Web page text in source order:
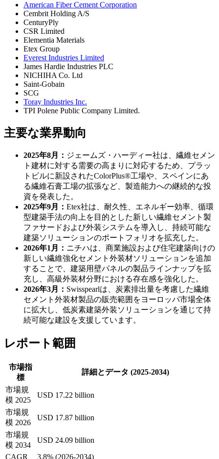
American Fiber Cement Corporation
Cembrit Holding A/S
CenturyPly
CSR Limited
Elementia Materials
Etex Group
Everest Industries Limited
James Hardie Industries PLC
NICHIHA Co. Ltd
Saint-Gobain
SCG
Toray Industries Inc.
TPI Polene Public Company Limited.
主要な業界動向
2025年8月： ジェームズ・ハーディー社は、繊維セメン
ト建材に対する需要の高まりに対応するため、プラッ
トビルに新設されたColorPlus®工場や、スペインにあ
る繊維石膏工場の拡張など、製造能力への継続的な投
資を発表した。
2025年9月： Etex社は、耐久性、エネルギー効率、循環
型建築手法の向上を目的とした新しい繊維セメント製
ファサードおよび外装システムを導入し、持続可能な
建築ソリューションのポートフォリオを拡充した。
2026年1月： ニチハは、商業施設および住宅建築向けの
新しい繊維強化セメント外装材ソリューションを追加
することで、建築用壁パネルの製品ラインナップを拡
充し、高級外装材分野における存在感を強化した。
2026年3月： Swisspearlは、炭素排出量を考慮した繊維
セメント外装材製品の販売範囲をヨーロッパ市場全体
に拡大し、低炭素建築外装ソリューションを通じて持
続可能な建設を支援しています。
レポート範囲
市場指
標
詳細とデータ (2025-2034)
市場規
模 2025
USD 17.22 billion
市場規
模 2026
USD 17.87 billion
市場規
模 2034
USD 24.09 billion
CAGR
3.8% (2026-2034)